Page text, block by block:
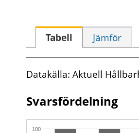
Tabell Jämför
Datakälla: Aktuell
Svarsfördelning
100